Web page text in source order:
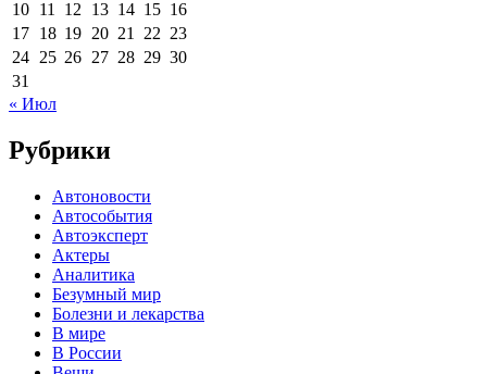
10 11 12 13 14 15 16
17 18 19 20 21 22 23
24 25 26 27 28 29 30
31
« Июл
Рубрики
Автоновости
Автособытия
Автоэксперт
Актеры
Аналитика
Безумный мир
Болезни и лекарства
В мире
В России